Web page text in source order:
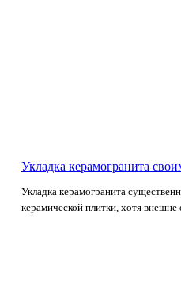
Укладка керамогранита
Укладка керамогранита
керамической плитки, хотя внешне